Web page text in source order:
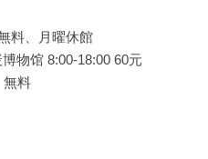
料、月曜休館
物馆 8:00-18:00 60元
無料